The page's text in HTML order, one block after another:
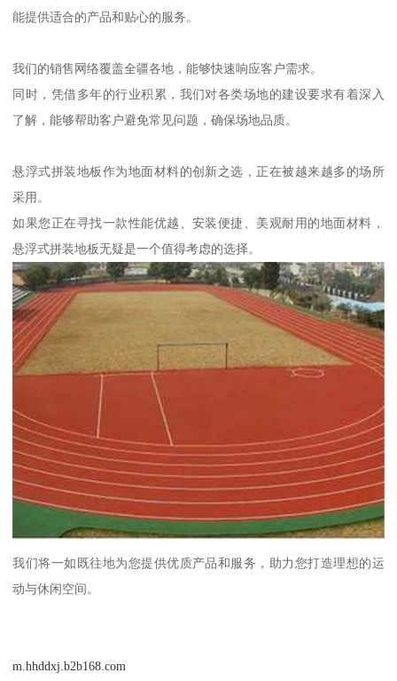
能提供适合的产品和贴心的服务。
我们的销售网络覆盖全疆各地，能够快速响应客户需求。
同时，凭借多年的行业积累，我们对各类场地的建设要求有着深入
了解，能够帮助客户避免常见问题，确保场地品质。
悬浮式拼装地板作为地面材料的创新之选，正在被越来越多的场所
采用。
如果您正在寻找一款性能优越、安装便捷、美观耐用的地面材料，
悬浮式拼装地板无疑是一个值得考虑的选择。
我们将一如既往地为您提供优质产品和服务，助力您打造理想的运
动与休闲空间。
m.hhddxj.b2b168.com